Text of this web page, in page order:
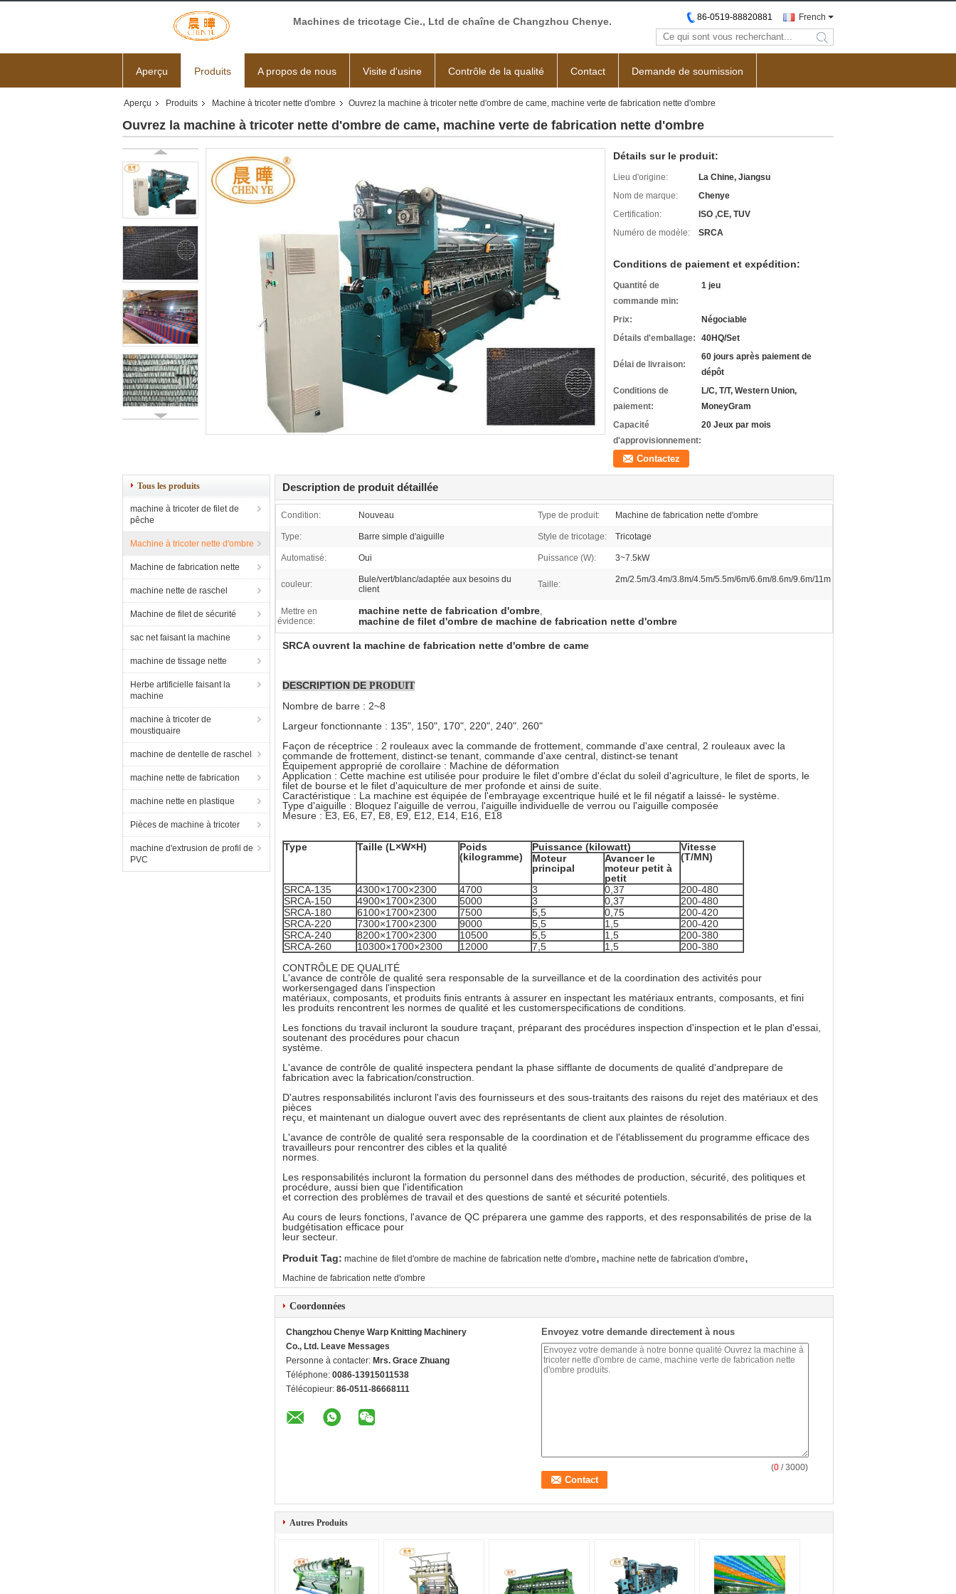
Machines de tricotage Cie., Ltd de chaîne de Changzhou Chenye. French
86-0519-88820881
search
Aperçu Produits A propos de nous Visite d'usine Contrôle de la qualité Contact Demande de soumission
Aperçu Produits Machine à tricoter nette d'ombre Ouvrez la machine à tricoter nette d'ombre de came, machine verte de fabrication nette d'ombre
Ouvrez la machine à tricoter nette d'ombre de came, machine verte de fabrication nette d'ombre
Détails sur le produit:
Lieu d'origine:
La Chine, Jiangsu
Nom de marque:
Chenye
Certification:
ISO ,CE, TUV
Numéro de modèle:
SRCA
Conditions de paiement et expédition:
Quantité de
commande min:
1 jeu
Prix:
Négociable
Détails d'emballage:
40HQ/Set
Délai de livraison:
60 jours après paiement de
dépôt
Conditions de
paiement:
L/C, T/T, Western Union,
MoneyGram
Capacité
d'approvisionnement:
20 Jeux par mois
Contactez
Tous les produits
machine à tricoter de filet de
pêche
Machine à tricoter nette d'ombre
Machine de fabrication nette
machine nette de raschel
Machine de filet de sécurité
sac net faisant la machine
machine de tissage nette
Herbe artificielle faisant la
machine
machine à tricoter de
moustiquaire
machine de dentelle de raschel
machine nette de fabrication
machine nette en plastique
Pièces de machine à tricoter
machine d'extrusion de profil de
PVC
Description de produit détaillée
Condition: Nouveau Type de produit: Machine de fabrication nette d'ombre
Type: Barre simple d'aiguille Style de tricotage: Tricotage
Automatisé: Oui Puissance (W): 3~7.5kW
couleur:
Bule/vert/blanc/adaptée aux besoins du
client
Taille: 2m/2.5m/3.4m/3.8m/4.5m/5.5m/6m/6.6m/8.6m/9.6m/11m
Mettre en
évidence:
machine nette de fabrication d'ombre,
machine de filet d'ombre de machine de fabrication nette d'ombre
SRCA ouvrent la machine de fabrication nette d'ombre de came
DESCRIPTION DE PRODUIT
Nombre de barre : 2~8
Largeur fonctionnante : 135", 150", 170", 220", 240". 260"
Façon de réceptrice : 2 rouleaux avec la commande de frottement, commande d'axe central, 2 rouleaux avec la
commande de frottement, distinct-se tenant, commande d'axe central, distinct-se tenant
Équipement approprié de corollaire : Machine de déformation
Application : Cette machine est utilisée pour produire le filet d'ombre d'éclat du soleil d'agriculture, le filet de sports, le
filet de bourse et le filet d'aquiculture de mer profonde et ainsi de suite.
Caractéristique : La machine est équipée de l'embrayage excentrique huilé et le fil négatif a laissé- le système.
Type d'aiguille : Bloquez l'aiguille de verrou, l'aiguille individuelle de verrou ou l'aiguille composée
Mesure : E3, E6, E7, E8, E9, E12, E14, E16, E18
Type Taille (L×W×H)
Poids
(kilogramme)
Puissance (kilowatt)
Vitesse
(T/MN)
Moteur
principal
Avancer le
moteur petit à
petit
SRCA-135
4300×1700×2300 4700 3 0,37
200-480
SRCA-150
4900×1700×2300 5000 3 0,37
200-480
SRCA-180
6100×1700×2300 7500 5,5 0,75
200-420
SRCA-220
7300×1700×2300 9000 5,5 1,5
200-420
SRCA-240
8200×1700×2300 10500 5,5 1,5
200-380
SRCA-260
10300×1700×2300 12000 7,5 1,5
200-380
CONTRÔLE DE QUALITÉ
L'avance de contrôle de qualité sera responsable de la surveillance et de la coordination des activités pour
workersengaged dans l'inspection
matériaux, composants, et produits finis entrants à assurer en inspectant les matériaux entrants, composants, et fini
les produits rencontrent les normes de qualité et les customerspecifications de conditions.
Les fonctions du travail incluront la soudure traçant, préparant des procédures inspection d'inspection et le plan d'essai,
soutenant des procédures pour chacun
système.
L'avance de contrôle de qualité inspectera pendant la phase sifflante de documents de qualité d'andprepare de
fabrication avec la fabrication/construction.
D'autres responsabilités incluront l'avis des fournisseurs et des sous-traitants des raisons du rejet des matériaux et des
pièces
reçu, et maintenant un dialogue ouvert avec des représentants de client aux plaintes de résolution.
L'avance de contrôle de qualité sera responsable de la coordination et de l'établissement du programme efficace des
travailleurs pour rencontrer des cibles et la qualité
normes.
Les responsabilités incluront la formation du personnel dans des méthodes de production, sécurité, des politiques et
procédure, aussi bien que l'identification
et correction des problèmes de travail et des questions de santé et sécurité potentiels.
Au cours de leurs fonctions, l'avance de QC préparera une gamme des rapports, et des responsabilités de prise de la
budgétisation efficace pour
leur secteur.
Produit Tag: machine de filet d'ombre de machine de fabrication nette d'ombre, machine nette de fabrication d'ombre,
Machine de fabrication nette d'ombre
Coordonnées
Changzhou Chenye Warp Knitting Machinery
Co., Ltd. Leave Messages
Personne à contacter: Mrs. Grace Zhuang
Téléphone: 0086-13915011538
Télécopieur: 86-0511-86668111
Envoyez votre demande directement à nous
(0 / 3000)
Autres Produits